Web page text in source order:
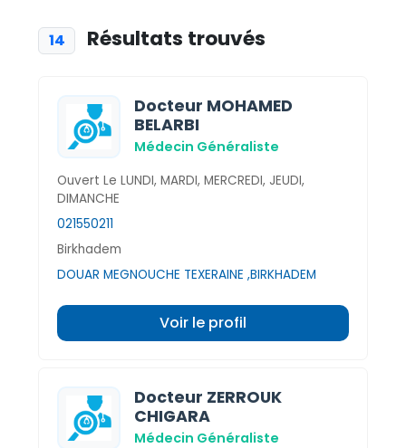
14 Résultats trouvés
Docteur MOHAMED
BELARBI
Médecin Généraliste
Ouvert Le LUNDI, MARDI, MERCREDI, JEUDI,
DIMANCHE
021550211
Birkhadem
DOUAR MEGNOUCHE TEXERAINE ,BIRKHADEM
Voir le profil
Docteur ZERROUK
CHIGARA
Médecin Généraliste